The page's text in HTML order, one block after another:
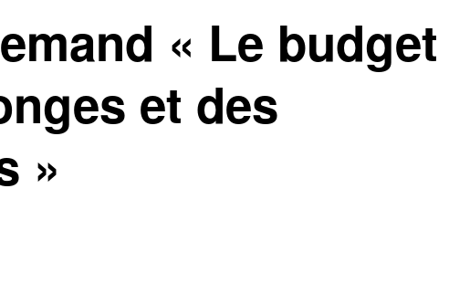
« Le budget
et des
»